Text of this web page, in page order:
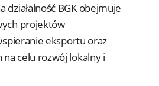
działalność BGK obejmuje
projektów
eksportu oraz
celu rozwój lokalny i